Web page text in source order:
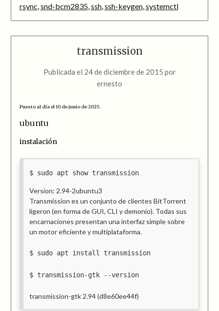
rsync snd-bcm2835, ssh, ssh-keygen, systemctl
transmission
Publicada el 24 de diciembre de 2015 por
ernesto
Puesto al día el 10 de junio de 2025.
ubuntu
instalación
sudo apt show transmission
Version: 2.94-2ubuntu3
Transmission es un conjunto de clientes BitTorrent
ligeron (en forma de GUI, CLI y demonio). Todas sus
encarnaciones presentan una interfaz simple sobre
un motor eficiente y multiplataforma.
sudo apt install transmission
transmission-gtk --version
transmission-gtk 2.94 (d8e60ee44f)